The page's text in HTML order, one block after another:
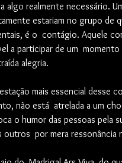
algo realmente necessário.
estariam no grupo de
é o  contágio. Aquele
a participar de um  momento
alegria.
mais essencial desse
não está  atrelada a um
o humor das pessoas pela
por mera ressonância